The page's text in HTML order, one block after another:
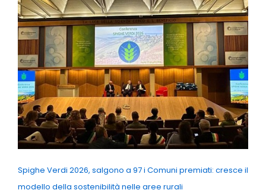
Spighe Verdi 2026, salgono a 97 i Comuni premiati: cresce il
modello della sostenibilità nelle aree rurali